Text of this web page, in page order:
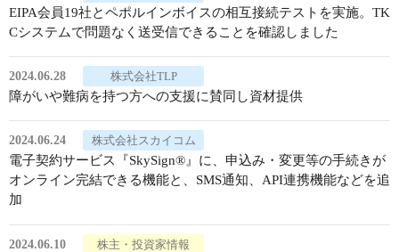
EIPA会員19社とペポルインボイスの相互接続テストを実施。TK
Cシステムで問題なく送受信できることを確認しました
2024.06.28 株式会社TLP
障がいや難病を持つ方への支援に賛同し資材提供
2024.06.24 株式会社スカイコム
電子契約サービス『SkySign®』に、申込み・変更等の手続きが
オンライン完結できる機能と、SMS通知、API連携機能などを追
加
2024.06.10 株主・投資家情報